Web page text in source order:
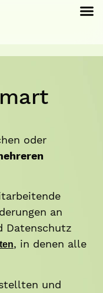
oder
an
Datenschutz
, in denen alle
und